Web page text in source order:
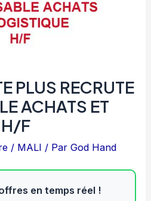
PLUS RECRUTE
ACHATS ET
H/F
/ MALI / ParGod Hand
en temps réel !